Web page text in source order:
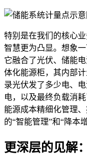
特别是在我们的核心
智慧更为凸显。想象
它融合了光伏、储能
体化能源柜，其内部
录光伏发了多少电、
电，以及最终负载消
能源成本精细化管理
的“智能管理”和“降本
更深层的见解